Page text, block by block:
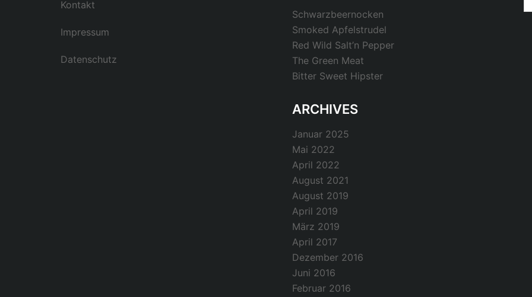
Kontakt
Impressum
Datenschutz
Schwarzbeernocken
Smoked Apfelstrudel
Red Wild Salt’n Pepper
The Green Meat
Bitter Sweet Hipster
ARCHIVES
Januar 2025
Mai 2022
April 2022
August 2021
August 2019
April 2019
März 2019
April 2017
Dezember 2016
Juni 2016
Februar 2016